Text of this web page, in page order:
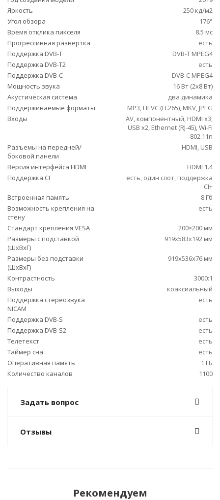
Яркость
250 кд/м2
Угол обзора
176°
Время отклика пикселя
8.5 мс
Прогрессивная развертка
есть
Поддержка DVB-T
DVB-T MPEG4
Поддержка DVB-T2
есть
Поддержка DVB-C
DVB-C MPEG4
Мощность звука
16 Вт (2х8 Вт)
Акустическая система
два динамика
Поддерживаемые форматы
MP3, HEVC (H.265), MKV, JPEG
Входы
AV, компонентный, HDMI x3,
USB x2, Ethernet (RJ-45), Wi-Fi
802.11n
Разъемы на передней/
боковой панели
HDMI, USB
Версия интерфейса HDMI
HDMI 1.4
Поддержка CI
есть, один слот, поддержка
CI+
Встроенная память
8 Гб
Возможность крепления на
стену
есть
Стандарт крепления VESA
200×200 мм
Размеры с подставкой
(ШxВxГ)
919x583x192 мм
Размеры без подставки
(ШxВxГ)
919x536x76 мм
Контрастность
3000:1
Выходы
коаксиальный
Поддержка стереозвука
NICAM
есть
Поддержка DVB-S
есть
Поддержка DVB-S2
есть
Телетекст
есть
Таймер сна
есть
Оперативная память
1 ГБ
Количество каналов
1100
Задать вопрос
Отзывы
Рекомендуем